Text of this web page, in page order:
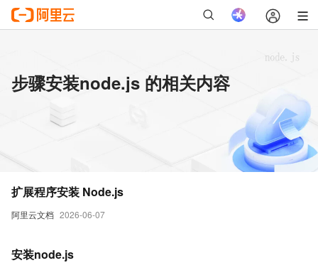
步骤安装node.js 的相关内容
阿里云文档 2026-06-07
扩展程序安装 Node.js
安装node.js